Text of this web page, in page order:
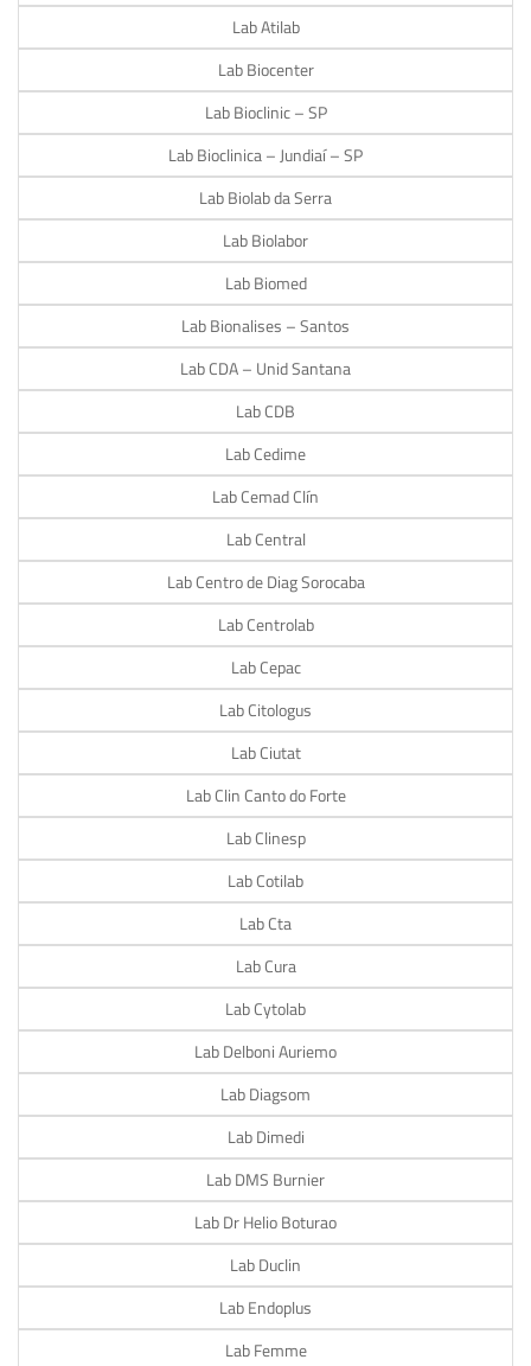
Lab Atilab
Lab Biocenter
Lab Bioclinic – SP
Lab Bioclinica – Jundiaí – SP
Lab Biolab da Serra
Lab Biolabor
Lab Biomed
Lab Bionalises – Santos
Lab CDA – Unid Santana
Lab CDB
Lab Cedime
Lab Cemad Clín
Lab Central
Lab Centro de Diag Sorocaba
Lab Centrolab
Lab Cepac
Lab Citologus
Lab Ciutat
Lab Clin Canto do Forte
Lab Clinesp
Lab Cotilab
Lab Cta
Lab Cura
Lab Cytolab
Lab Delboni Auriemo
Lab Diagsom
Lab Dimedi
Lab DMS Burnier
Lab Dr Helio Boturao
Lab Duclin
Lab Endoplus
Lab Femme